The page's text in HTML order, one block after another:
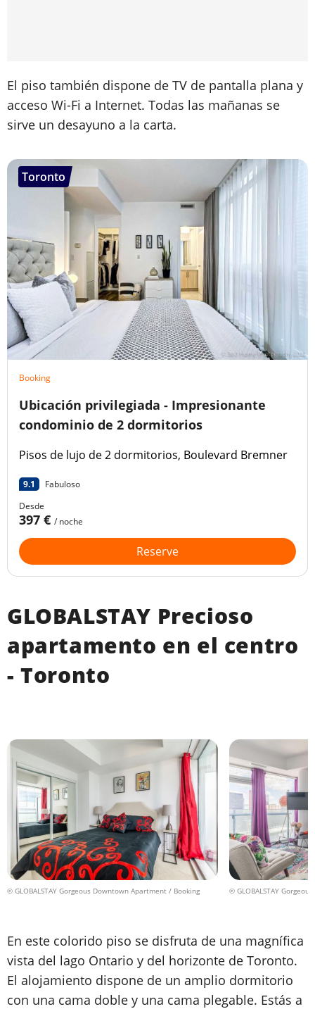
El piso también dispone de TV de pantalla plana y
acceso Wi-Fi a Internet. Todas las mañanas se
sirve un desayuno a la carta.
Toronto
Booking
Ubicación privilegiada - Impresionante
condominio de 2 dormitorios
Pisos de lujo de 2 dormitorios, Boulevard Bremner
9.1
Fabuloso
Desde
397 € / noche
Reserve
GLOBALSTAY Precioso
apartamento en el centro
- Toronto
© GLOBALSTAY Gorgeous Downtown Apartment / Booking © GLOBALSTAY
En este colorido piso se disfruta de una magnífica
vista del lago Ontario y del horizonte de Toronto.
El alojamiento dispone de un amplio dormitorio
con una cama doble y una cama plegable. Estás a